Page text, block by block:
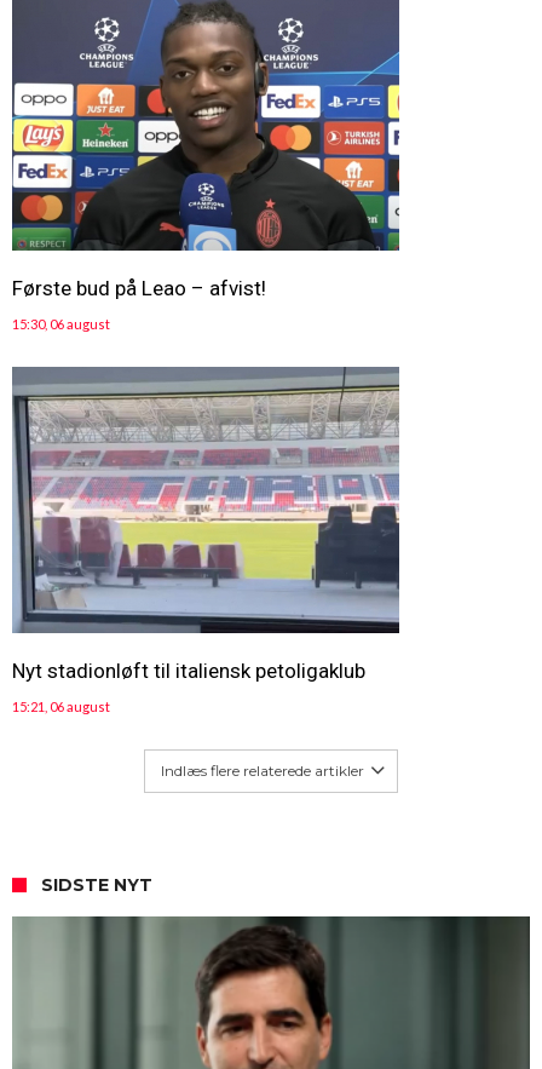
Første bud på Leao – afvist!
15:30, 06 august
Nyt stadionløft til italiensk petoligaklub
15:21, 06 august
Indlæs flere relaterede artikler
SIDSTE NYT